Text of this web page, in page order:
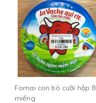
Fomai con bò cười hộp 8
miếng